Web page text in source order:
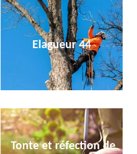
Elagueur 44
Tonte et réfection de